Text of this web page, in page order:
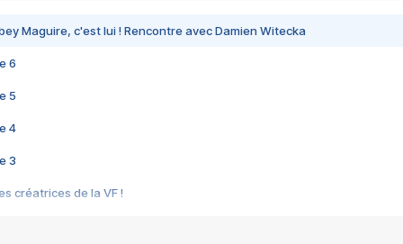
Maguire, c'est lui ! Rencontre avec Damien Witecka
6
5
4
3
créatrices de la VF !